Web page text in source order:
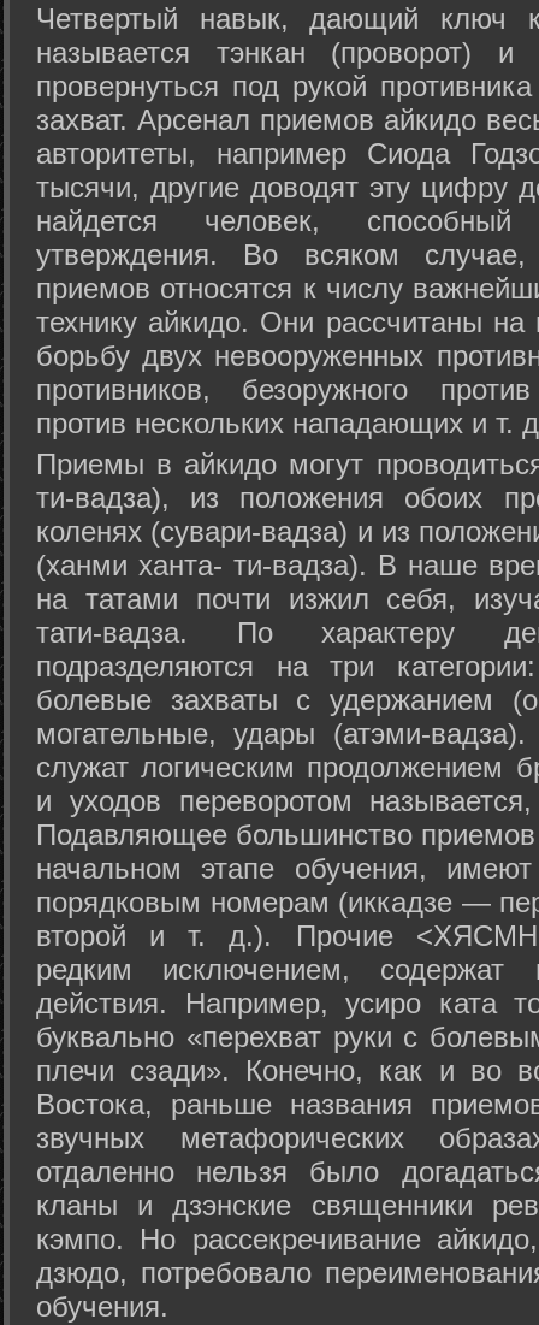
Четвертый навык, дающий ключ
называется тэнкан (проворот)
провернуться под рукой
захват. Арсенал приемов айкидо
авторитеты, например Сиода
тысячи, другие доводят эту цифру
найдется человек,
утверждения. Во всяком
приемов относятся к числу
технику айкидо. Они рассчитаны
борьбу двух невооруженных
противников, безоружного
против нескольких нападающих и т.
Приемы в айкидо могут
ти-вадза), из положения обоих
коленях (сувари-вадза) и из
(ханми ханта- ти-вадза). В наше
на татами почти изжил себя,
тати-вадза. По характеру
подразделяются на три
болевые захваты с удержанием
могательные, удары (атэми-
служат логическим продолжением
и уходов переворотом
Подавляющее большинство
начальном этапе обучения,
порядковым номерам (иккадзе —
второй и т. д.). Прочие
редким исключением, содержат
действия. Например, усиро ката
буквально «перехват руки с
плечи сзади». Конечно, как и во
Востока, раньше названия
звучных метафорических
отдаленно нельзя было
кланы и дзэнские священники
кэмпо. Но рассекречивание
дзюдо, потребовало
обучения.